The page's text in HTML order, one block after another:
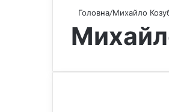
Головна/Михайло